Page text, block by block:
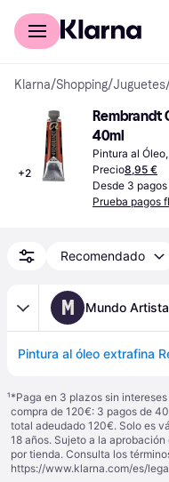
Comprar con Klarna
Klarna/Shopping/Juguetes
+2
Rembrandt
40ml
Pintura al
Precio8,95 €
Desde 3 pagos
Prueba pagos
Recomendado
M Mundo
¹*Paga en 3 plazos sin
compra de 120€: 3 pagos de
total adeudado 120€. Solo es
18 años. Sujeto a la
por tienda. Consulta los
https://www.klarna.com/es/